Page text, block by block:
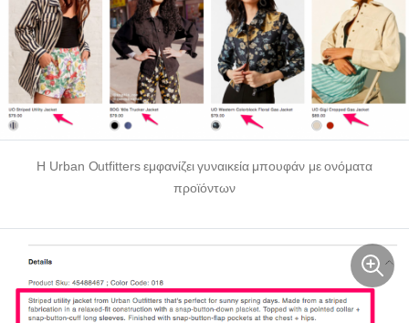
Η Urban Outfitters εμφανίζει γυναικεία μπουφάν με ονόματα
προϊόντων